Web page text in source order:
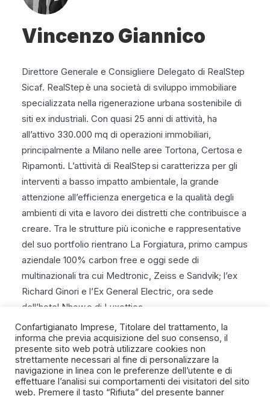
Vincenzo Giannico
Direttore Generale e Consigliere Delegato di RealStep
Sicaf. RealStep è una società di sviluppo immobiliare
specializzata nella rigenerazione urbana sostenibile di
siti ex industriali. Con quasi 25 anni di attività, ha
all’attivo 330.000 mq di operazioni immobiliari,
principalmente a Milano nelle aree Tortona, Certosa e
Ripamonti. L’attività di RealStep si caratterizza per gli
interventi a basso impatto ambientale, la grande
attenzione all’efficienza energetica e la qualità degli
ambienti di vita e lavoro dei distretti che contribuisce a
creare. Tra le strutture più iconiche e rappresentative
del suo portfolio rientrano La Forgiatura, primo campus
aziendale 100% carbon free e oggi sede di
multinazionali tra cui Medtronic, Zeiss e Sandvik; l’ex
Richard Ginori e l’Ex General Electric, ora sede
dell’hotel Nhow e di Luxottica
SPIRITO ARTIGIANO
Confartigianato Imprese, Titolare del trattamento, la
informa che previa acquisizione del suo consenso, il
presente sito web potrà utilizzare cookies non
strettamente necessari al fine di personalizzare la
navigazione in linea con le preferenze dell’utente e di
effettuare l’analisi sui comportamenti dei visitatori del sito
web. Premere il tasto “Rifiuta” del presente banner